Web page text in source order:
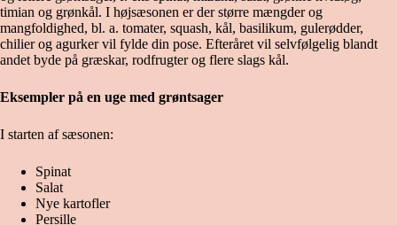
timian og grønkål. I højsæsonen er der større mængder og
mangfoldighed, bl. a. tomater, squash, kål, basilikum, gulerødder,
chilier og agurker vil fylde din pose. Efteråret vil selvfølgelig blandt
andet byde på græskar, rodfrugter og flere slags kål.
Eksempler på en uge med grøntsager
I starten af sæsonen:
Spinat
Salat
Nye kartofler
Persille